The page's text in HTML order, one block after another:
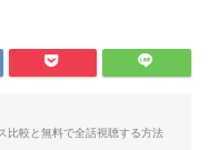
る方法
比較と無料で全話視聴する方法